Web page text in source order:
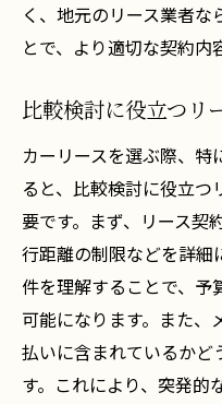
く、地元のリース業者
とで、より適切な契約内
比較検討に役立つリ
カーリースを選ぶ際、
ると、比較検討に役立
要です。まず、リース契
行距離の制限などを詳細
件を理解することで、予
可能になります。また、
払いに含まれているかど
す。これにより、突発的